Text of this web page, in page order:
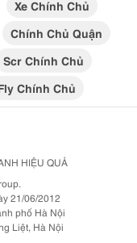
Xe Chính Chủ
Chính Chủ Quận
Scr Chính Chủ
Chính Chủ
HIỆU QUẢ
21/06/2012
phố Hà Nội
Liệt, Hà Nội